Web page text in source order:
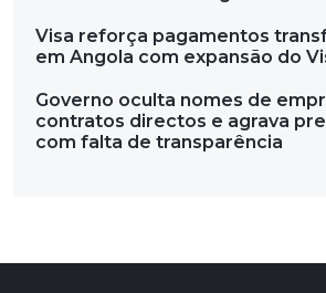
Visa reforça pagamentos
em Angola com expansão do
Governo oculta nomes de
contratos directos e agrava
com falta de transparência